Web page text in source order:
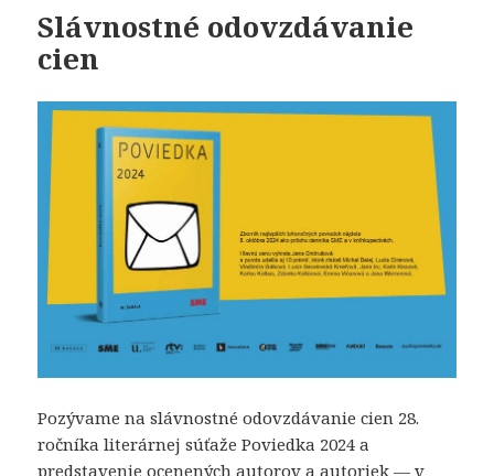
Slávnostné odovzdávanie
cien
Pozývame na slávnostné odovzdávanie cien 28.
ročníka literárnej súťaže Poviedka 2024 a
predstavenie ocenených autorov a autoriek — v